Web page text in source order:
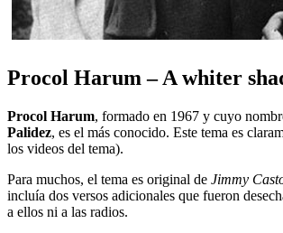
Procol Harum – A whiter
Procol Harum, formado en 1967 y cuyo
Palidez, es el más conocido. Este tema es
los videos del tema).
Para muchos, el tema es original de Jimmy
incluía dos versos adicionales que fueron
a ellos ni a las radios.